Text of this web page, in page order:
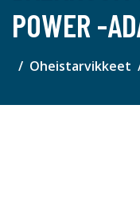
POWER -
Oheistarvikkeet